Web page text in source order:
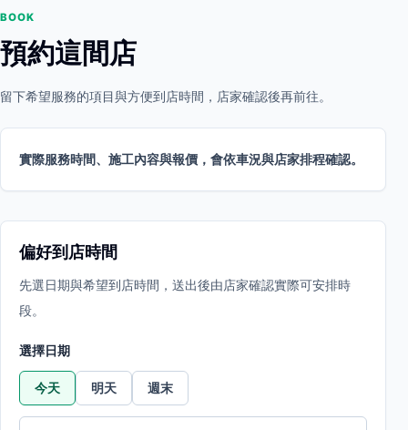
BOOK
預約這間店
留下希望服務的項目與方便到店時間，店家確認後再前往。
實際服務時間、施工內容與報價，會依車況與店家排程確認。
偏好到店時間
先選日期與希望到店時間，送出後由店家確認實際可安排時
段。
選擇日期
今天 明天 週末